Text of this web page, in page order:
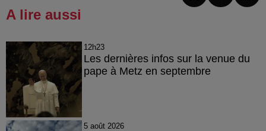
A lire aussi
12h23
Les dernières infos sur la venue du
pape à Metz en septembre
5 août 2026